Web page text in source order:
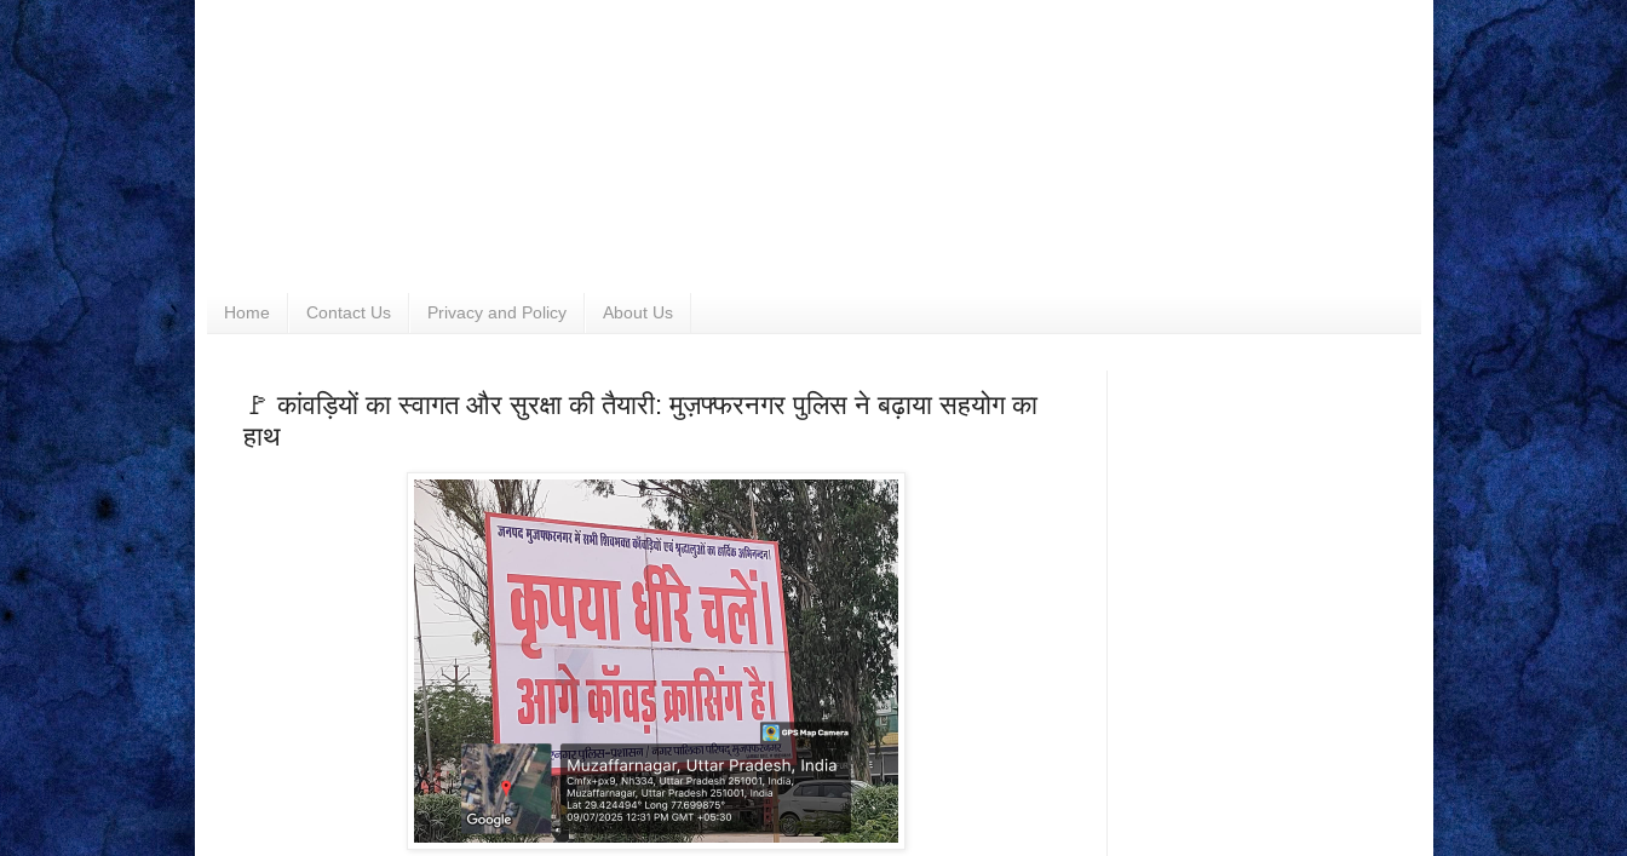
Home Contact Us Privacy and Policy About Us
🚩 कांवड़ियों का स्वागत और सुरक्षा की तैयारी: मुज़फ्फरनगर पुलिस ने बढ़ाया सहयोग का
हाथ